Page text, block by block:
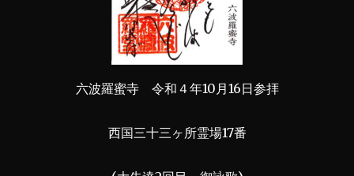
六波羅蜜寺 令和４年10月16日参拝
西国三十三ヶ所霊場17番